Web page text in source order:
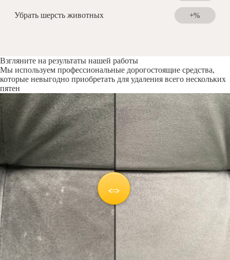
Убрать шерсть животных +%
Взгляните на результаты нашей работы
Мы используем профессиональные дорогостоящие средства,
которые невыгодно приобретать для удаления всего нескольких
пятен